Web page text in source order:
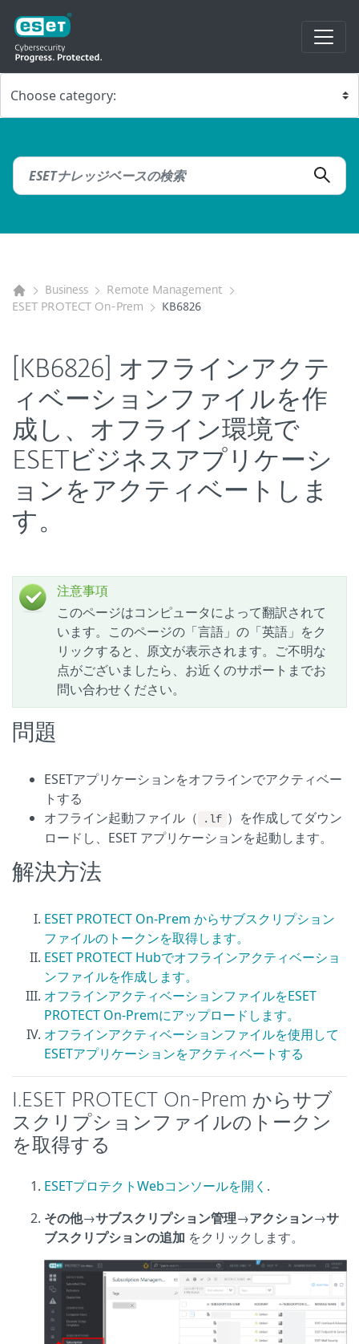
Business
Remote Management
ESET PROTECT On-Prem
KB6826
[KB6826] オフラインアクテ
ィベーションファイルを作
成し、オフライン環境で
ESETビジネスアプリケーシ
ョンをアクティベートしま
す。
注意事項
このページはコンピュータによって翻訳されて
います。このページの「言語」の「英語」をク
リックすると、原文が表示されます。ご不明な
点がございましたら、お近くのサポートまでお
問い合わせください。
問題
ESETアプリケーションをオフラインでアクティベー
トする
オフライン起動ファイル（
.lf ）を作成してダウン
ロードし、ESET アプリケーションを起動します。
解決方法
ESET PROTECT On-Prem からサブスクリプション
ファイルのトークンを取得します。
ESET PROTECT Hubでオフラインアクティベーショ
ンファイルを作成します。
オフラインアクティベーションファイルをESET
PROTECT On-Premにアップロードします。
オフラインアクティベーションファイルを使用して
ESETアプリケーションをアクティベートする
I.ESET PROTECT On-Prem からサブ
スクリプションファイルのトークン
を取得する
ESETプロテクトWebコンソールを開く .
その他→サブスクリプション管理→アクション→サ
ブスクリプションの追加 をクリックします。